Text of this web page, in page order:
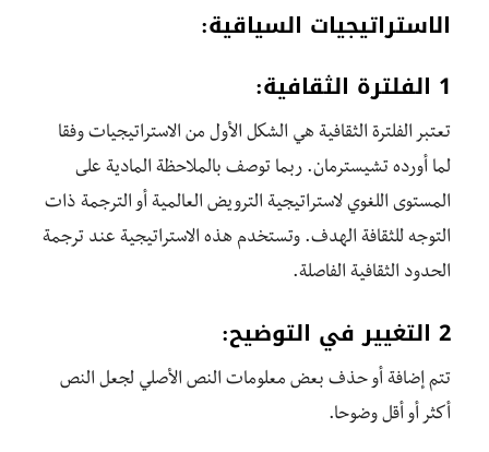
الاستراتيجيات السياقية:
1 الفلترة الثقافية:
تعتبر الفلترة الثقافية هي الشكل الأول من الاستراتيجيات وفقا
لما أورده تشيسترمان. ربما توصف بالملاحظة المادية على
المستوى اللغوي لاستراتيجية الترويض العالمية أو الترجمة ذات
التوجه للثقافة الهدف. وتستخدم هذه الاستراتيجية عند ترجمة
الحدود الثقافية الفاصلة.
2 التغيير في التوضيح:
تتم إضافة أو حذف بعض معلومات النص الأصلي لجعل النص
أكثر أو أقل وضوحا.